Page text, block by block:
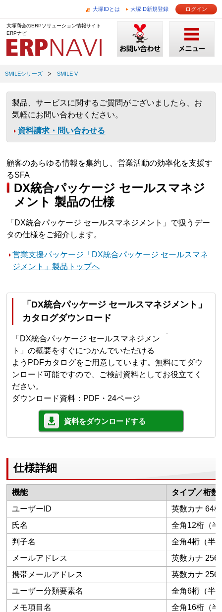
大塚IDとは 大塚ID新規登録 ログイン
大塚商会のERPソリューション情報サイト
ERPナビ
SMILEシリーズ SMILE V
製品、サービスに関するご質問がございましたら、お
気軽にお問い合わせください。
資料請求・問い合わせる
顧客のあらゆる情報を集約し、営業活動の効率化を支援す
るSFA
DX統合パッケージ セールスマネジ
メント 製品の仕様
「DX統合パッケージ セールスマネジメント」で扱うデー
タの仕様をご紹介します。
営業支援パッケージ「DX統合パッケージ セールスマネ
ジメント」製品トップへ
「DX統合パッケージ セールスマネジメント」
カタログダウンロード
「DX統合パッケージ セールスマネジメン
ト」の概要をすぐにつかんでいただける
ようPDFカタログをご用意しています。無料にてダウ
ンロード可能ですので、ご検討資料としてお役立てく
ださい。
ダウンロード資料：PDF・24ページ
資料をダウンロードする
仕様詳細
機能
タイプ／桁数
ユーザーID
英数カナ 64桁
氏名
全角12桁（
判子名
全角4桁（半
メールアドレス
英数カナ 256
携帯メールアドレス
英数カナ 256
ユーザー分類要素名
全角6桁（半
メモ項目名
全角16桁（